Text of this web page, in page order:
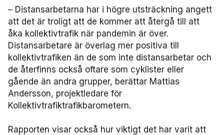
Användare Förarcertifiering Buss
Användare Förarcertifiering Serviceresor
Användare Koll­bar
Biljettkontroll­nätverket 2023
Biljettkontroll­nätverket 2022
Bussdepå­nätverket 2022
Försäljnings­nätverket 2024
Försäljnings­nätverket 2023
Försäljnings­nätverket 2022
Kommunikations­nätverket
Kommunikations­nätverket 2026
Kommunikations­nätverket 2025
Nätverket Serviceresor
Serviceresor 2026
Miljö­nätverket
– Distansarbetarna har i högre utsträckning angett
att det är troligt att de kommer att återgå till att
åka kollektivtrafik när pandemin är över.
Distansarbetare är överlag mer positiva till
kollektivtrafiken än de som inte distansarbetar och
de återfinns också oftare som cyklister eller
gående än andra grupper, berättar Mattias
Andersson, projektledare för
Kollektivtrafiktrafikbarometern.
Rapporten visar också hur viktigt det har varit att